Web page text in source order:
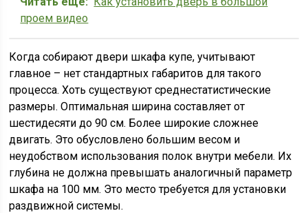
проем видео
Когда собирают двери шкафа купе, учитывают
главное – нет стандартных габаритов для такого
процесса. Хоть существуют среднестатистические
размеры. Оптимальная ширина составляет от
шестидесяти до 90 см. Более широкие сложнее
двигать. Это обусловлено большим весом и
неудобством использования полок внутри мебели. Их
глубина не должна превышать аналогичный параметр
шкафа на 100 мм. Это место требуется для установки
раздвижной системы.